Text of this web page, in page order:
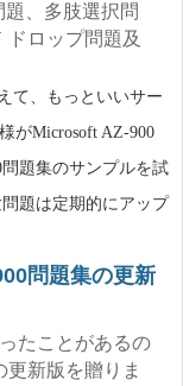
、多肢選択問
ドロップ問題及
て、もっといいサー
がMicrosoft AZ-900
題集のサンプルを試
題は定期的にアップ
問題集の更新
たことがあるの
更新版を贈りま